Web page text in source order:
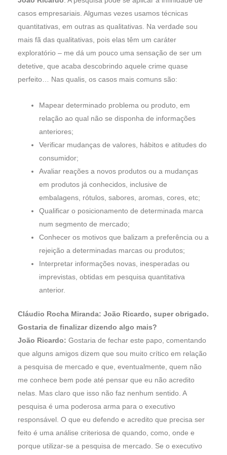
casos empresariais. Algumas vezes usamos técnicas
quantitativas, em outras as qualitativas. Na verdade sou
mais fã das qualitativas, pois elas têm um caráter
exploratório – me dá um pouco uma sensação de ser um
detetive, que acaba descobrindo aquele crime quase
perfeito… Nas qualis, os casos mais comuns são:
Mapear determinado problema ou produto, em
relação ao qual não se disponha de informações
anteriores;
Verificar mudanças de valores, hábitos e atitudes do
consumidor;
Avaliar reações a novos produtos ou a mudanças
em produtos já conhecidos, inclusive de
embalagens, rótulos, sabores, aromas, cores, etc;
Qualificar o posicionamento de determinada marca
num segmento de mercado;
Conhecer os motivos que balizam a preferência ou a
rejeição a determinadas marcas ou produtos;
Interpretar informações novas, inesperadas ou
imprevistas, obtidas em pesquisa quantitativa
anterior.
Cláudio Rocha Miranda: João Ricardo, super obrigado.
Gostaria de finalizar dizendo algo mais?
João Ricardo: Gostaria de fechar este papo, comentando
que alguns amigos dizem que sou muito crítico em relação
a pesquisa de mercado e que, eventualmente, quem não
me conhece bem pode até pensar que eu não acredito
nelas. Mas claro que isso não faz nenhum sentido. A
pesquisa é uma poderosa arma para o executivo
responsável. O que eu defendo e acredito que precisa ser
feito é uma análise criteriosa de quando, como, onde e
porque utilizar-se a pesquisa de mercado. Se o executivo